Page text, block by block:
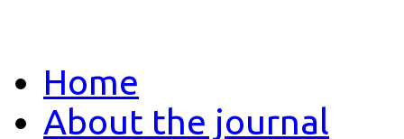
Home
About the journal